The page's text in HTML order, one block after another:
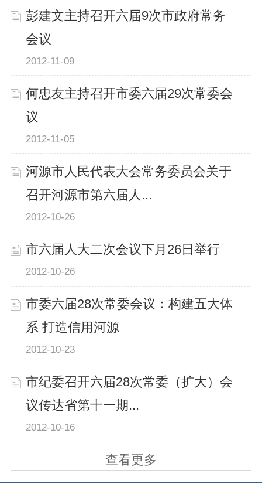
彭建文主持召开六届9次市政府常务
会议
2012-11-09
何忠友主持召开市委六届29次常委会
议
2012-11-05
河源市人民代表大会常务委员会关于
召开河源市第六届人...
2012-10-26
市六届人大二次会议下月26日举行
2012-10-26
市委六届28次常委会议：构建五大体
系 打造信用河源
2012-10-23
市纪委召开六届28次常委（扩大）会
议传达省第十一期...
2012-10-16
查看更多